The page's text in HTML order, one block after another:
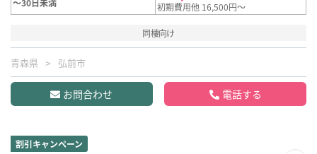
初期費用他 16,500円～
同棲向け
青森県 弘前市
お問合わせ 電話する
割引キャンペーン